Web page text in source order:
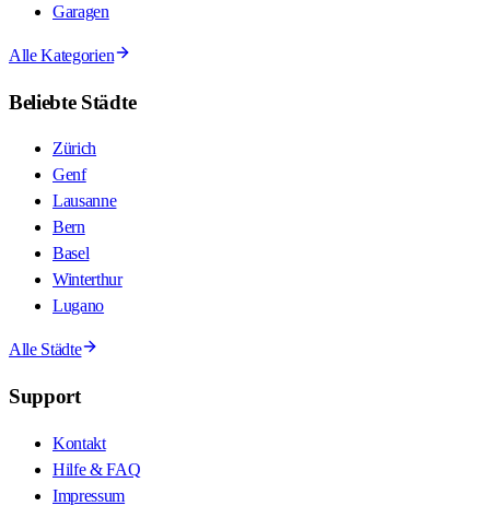
Garagen
Alle Kategorien
Beliebte Städte
Zürich
Genf
Lausanne
Bern
Basel
Winterthur
Lugano
Alle Städte
Support
Kontakt
Hilfe & FAQ
Impressum